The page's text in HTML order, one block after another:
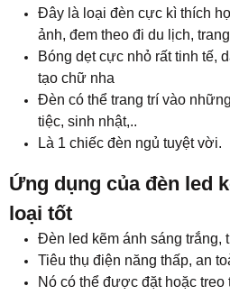
Đây là loại đèn cực kì thích
ảnh, đem theo đi du lịch,
Bóng dẹt cực nhỏ rất tinh tế,
tạo chữ nha
Đèn có thể trang trí vào
tiệc, sinh nhật,..
Là 1 chiếc đèn ngủ tuyệt vời.
Ứng dụng của đèn led
loại tốt
Đèn led kẽm ánh sáng trắng,
Tiêu thụ điện năng thấp, an
Nó có thể được đặt hoặc